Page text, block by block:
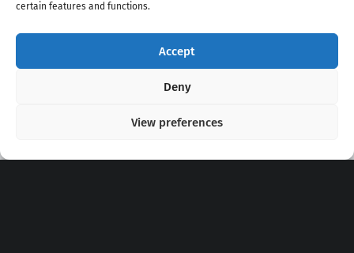
certain features and functions.
Accept
Deny
View preferences